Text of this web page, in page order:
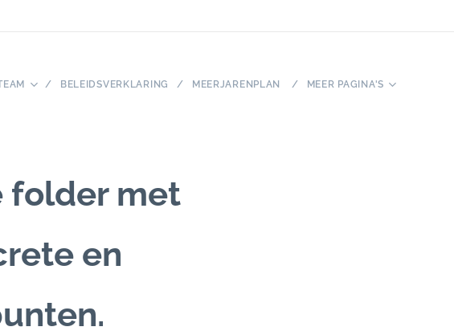
BELEIDSVERKLARING MEERJARENPLAN MEER PAGINA'S
folder met
en